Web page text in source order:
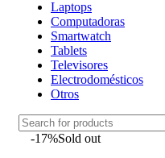
Laptops
Computadoras
Smartwatch
Tablets
Televisores
Electrodomésticos
Otros
-17%Sold out